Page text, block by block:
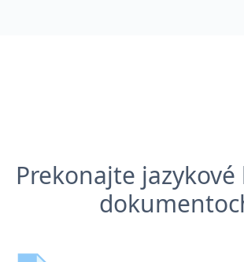
Prekonajte